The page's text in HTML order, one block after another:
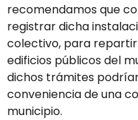
recomendamos que
registrar dicha
colectivo, para
edificios públicos del
dichos trámites
conveniencia de una
municipio.